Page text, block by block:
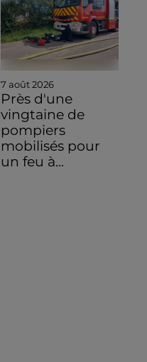
7 août 2026
Près d'une
vingtaine de
pompiers
mobilisés pour
un feu à...